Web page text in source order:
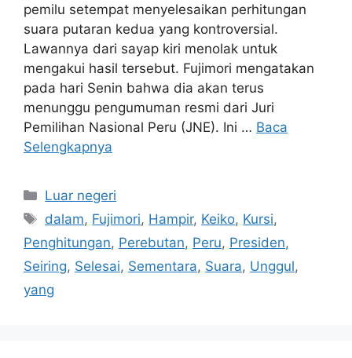
pemilu setempat menyelesaikan perhitungan
suara putaran kedua yang kontroversial.
Lawannya dari sayap kiri menolak untuk
mengakui hasil tersebut. Fujimori mengatakan
pada hari Senin bahwa dia akan terus
menunggu pengumuman resmi dari Juri
Pemilihan Nasional Peru (JNE). Ini … Baca
Selengkapnya
Kategori
Luar negeri
Tag
dalam, Fujimori, Hampir, Keiko, Kursi,
Penghitungan, Perebutan, Peru, Presiden,
Seiring, Selesai, Sementara, Suara, Unggul,
yang